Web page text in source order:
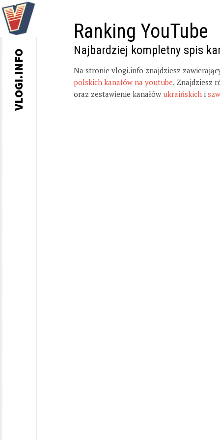
Ranking YouTube
Najbardziej kompletny spis
Na stronie vlogi.info znajdziesz
polskich kanałów na youtube. Znajdziesz
oraz zestawienie kanałów ukraińskich i
VLOGI.INFO